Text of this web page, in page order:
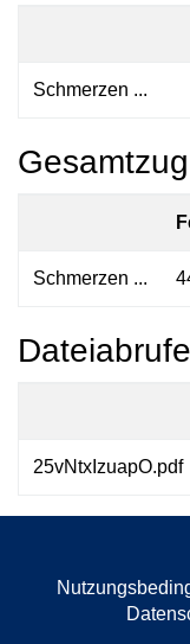
Schmerzen ...
Schmerzen ...
Dateiabrufe
25vNtxIzuapO.pdf